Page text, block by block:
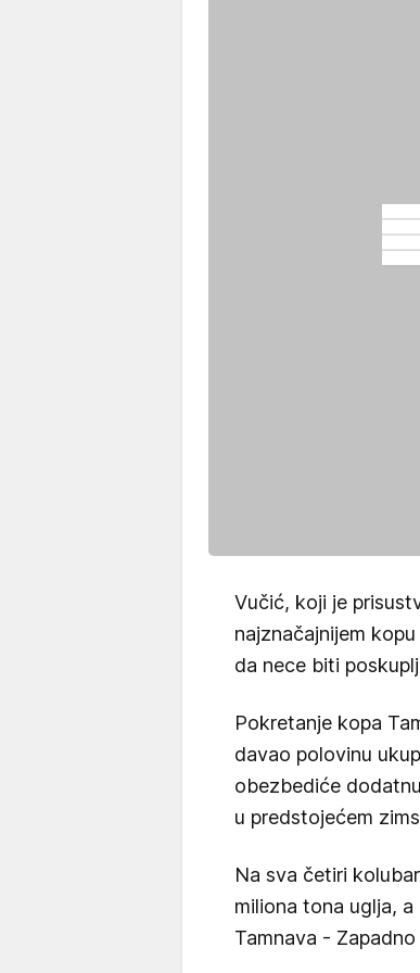
Vučić, koji je
najznačajnijem
da nece biti
Pokretanje kopa
davao polovinu
obezbediće
u predstojećem
Na sva četiri
miliona tona uglja,
Tamnava - Zapadno